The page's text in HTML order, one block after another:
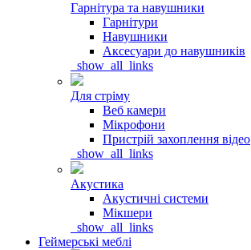
Гарнітура та навушники
Гарнітури
Навушники
Аксесуари до навушників
_show_all_links
Для стріму
Веб камери
Мікрофони
Пристрій захоплення відео
_show_all_links
Акустика
Акустичні системи
Мікшери
_show_all_links
Геймерські меблі